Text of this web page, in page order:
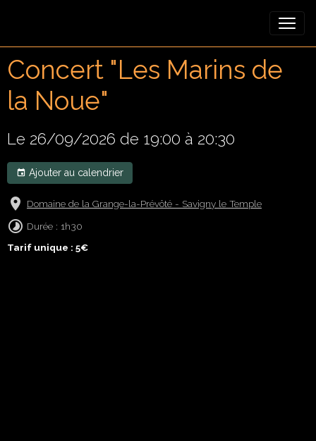
Concert "Les Marins de
la Noue"
Le 26/09/2026 de 19:00 à 20:30
Ajouter au calendrier
Domaine de la Grange-la-Prévôté - Savigny le Temple
Durée : 1h30
Tarif unique : 5€